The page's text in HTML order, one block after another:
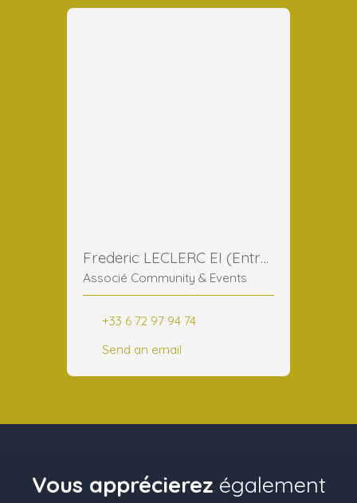
Frederic LECLERC EI (Entreprise Individuelle)
Associé Community & Events
+33 6 72 97 94 74
Send an email
Vous apprécierez également